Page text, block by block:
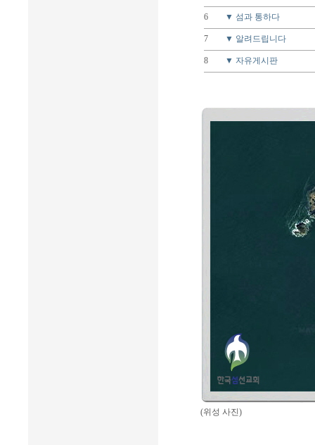
6 ▼ 섬과 통하다
7 ▼ 알려드립니다
8 ▼ 자유게시판
(위성 사진)